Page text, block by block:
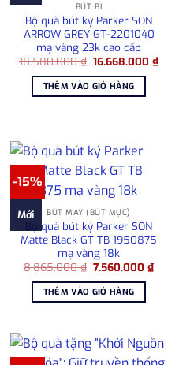
BÚT BI
Bộ quà bút ký Parker SON
ARROW GREY GT-2201040
mạ vàng 23k cao cấp
18.580.000₫ Giá
là:
18.580.000 ₫.
16.668.000₫Giá
hiện
THÊM VÀO GIỎ HÀNG
-15%
Mới BÚT MÁY (BÚT MỰC)
Bộ quà bút ký Parker SON
Matte Black GT TB 1950875
mạ vàng 18k
8.865.000₫ Giá
là:
8.865.000 ₫.
7.560.000₫Giá
THÊM VÀO GIỎ HÀNG